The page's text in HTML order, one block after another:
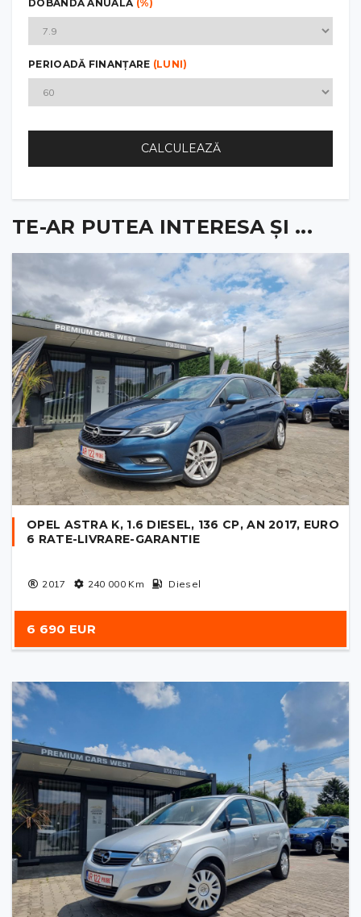
DOBÂNDĂ ANUALĂ (%)
PERIOADĂ FINANȚARE (LUNI)
CALCULEAZĂ
TE-AR PUTEA INTERESA ȘI ...
OPEL ASTRA K, 1.6 DIESEL, 136 CP, AN 2017, EURO
6 RATE-LIVRARE-GARANTIE
2017 240 000Km Diesel
6 690 EUR